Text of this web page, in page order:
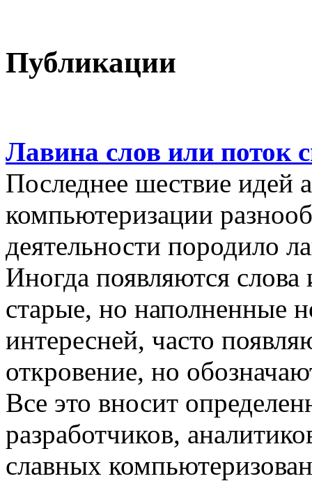
Публикации
Лавина слов или поток
Последнее шествие идей
компьютеризации
деятельности породило
Иногда появляются
старые, но наполненные
интересней, часто
откровение, но
Все это вносит
разработчиков,
славных